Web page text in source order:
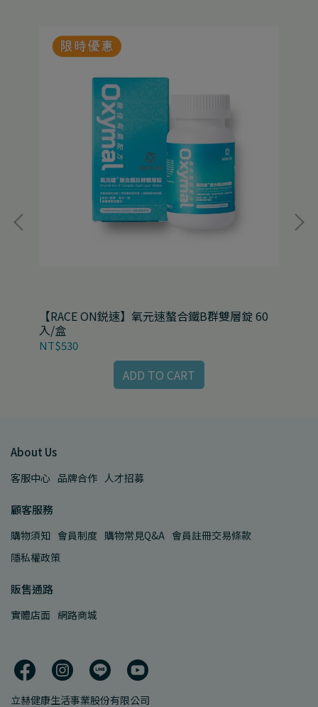
【RACE ON鋭速】氧元速螯合鐵B群雙層錠 60
入/盒
NT$530
ADD TO CART
About Us
客服中心 品牌合作 人才招募
顧客服務
購物須知 會員制度 購物常見Q&A 會員註冊交易條款
隱私權政策
販售通路
實體店面 網路商城
立赫健康生活事業股份有限公司